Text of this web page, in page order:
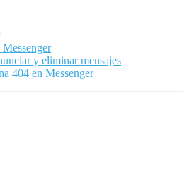
y eliminar mensajes
404 en Messenger